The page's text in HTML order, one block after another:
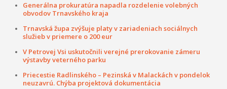
Generálna prokuratúra napadla rozdelenie volebných
obvodov Trnavského kraja
Trnavská župa zvýšuje platy v zariadeniach sociálnych
služieb v priemere o 200 eur
V Petrovej Vsi uskutočnili verejné prerokovanie zámeru
výstavby veterného parku
Priecestie Radlinského – Pezinská v Malackách v pondelok
neuzavrú. Chýba projektová dokumentácia